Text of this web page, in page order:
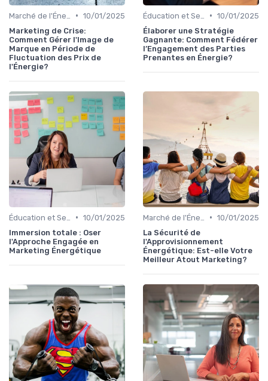
• 10/01/2025
Marketing de Crise:
Comment Gérer l'Image de
Marque en Période de
Fluctuation des Prix de
l'Énergie?
• 10/01/2025
Élaborer une Stratégie
Gagnante: Comment Fédérer
l’Engagement des Parties
Prenantes en Énergie?
• 10/01/2025
Immersion totale : Oser
l'Approche Engagée en
Marketing Énergétique
• 10/01/2025
La Sécurité de
l'Approvisionnement
Énergétique: Est-elle Votre
Meilleur Atout Marketing?